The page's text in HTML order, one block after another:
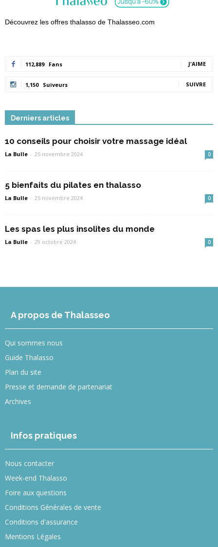
Découvrez les offres thalasso de Thalasseo.com
112,889 Fans J'AIME
1,150 Suiveurs SUIVRE
Derniers articles
10 conseils pour choisir votre massage idéal
La Bulle - 25 novembre 2024 0
5 bienfaits du pilates en thalasso
La Bulle - 25 novembre 2024 0
Les spas les plus insolites du monde
La Bulle - 29 octobre 2024 0
A propos de Thalasseo
Qui sommes nous
Guide Thalasso
Plan du site
Presse et demande de partenariat
Archives
Infos pratiques
Nous contacter
Week-end Thalasso
Foire aux questions
Conditions Générales de vente
Conditions d'assurance
Mentions Légales